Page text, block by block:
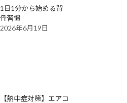
1日1分から始める背
骨習慣
2026年6月19日
【熱中症対策】エアコ